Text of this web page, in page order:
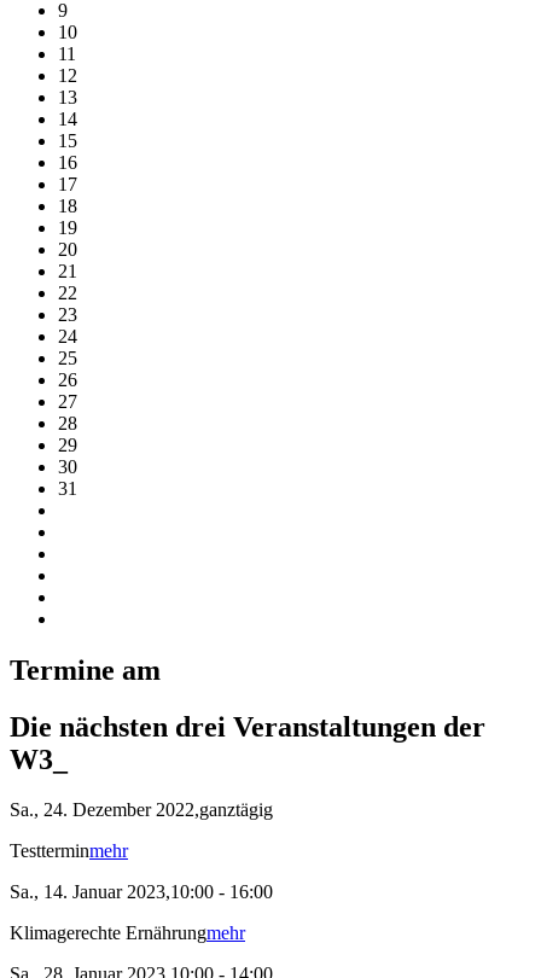
9
10
11
12
13
14
15
16
17
18
19
20
21
22
23
24
25
26
27
28
29
30
31
Termine am
Die nächsten drei Veranstaltungen der
W3_
Sa., 24. Dezember 2022,ganztägig
Testterminmehr
Sa., 14. Januar 2023,10:00 - 16:00
Klimagerechte Ernährungmehr